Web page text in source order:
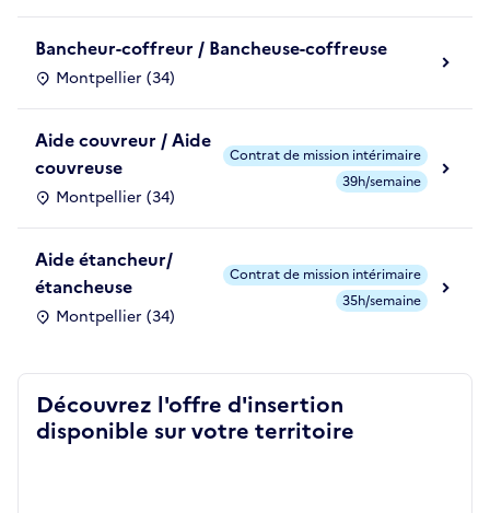
Bancheur-coffreur / Bancheuse-coffreuse
Montpellier (34)
Aide couvreur / Aide
couvreuse
Montpellier (34)
Contrat de mission intérimaire
39h/semaine
Aide étancheur/
étancheuse
Montpellier (34)
Contrat de mission intérimaire
35h/semaine
Découvrez l'offre d'insertion
disponible sur votre territoire